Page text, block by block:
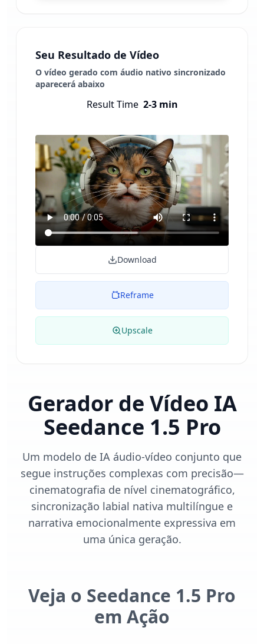
Seu Resultado de Vídeo
O vídeo gerado com áudio nativo sincronizado
aparecerá abaixo
Result Time 2-3 min
Download
Reframe
Upscale
Gerador de Vídeo IA
Seedance 1.5 Pro
Um modelo de IA áudio-vídeo conjunto que
segue instruções complexas com precisão—
cinematografia de nível cinematográfico,
sincronização labial nativa multilíngue e
narrativa emocionalmente expressiva em
uma única geração.
Veja o Seedance 1.5 Pro
em Ação